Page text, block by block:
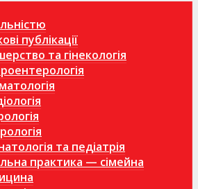
публікації
та гінекологія
та педіатрія
практика — сімейна